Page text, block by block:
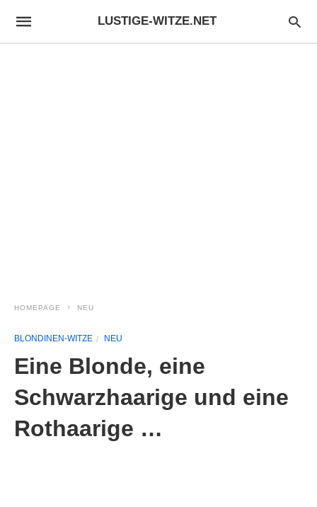
LUSTIGE-WITZE.NET
HOMEPAGE NEU
BLONDINEN-WITZE NEU
Eine Blonde, eine
Schwarzhaarige und eine
Rothaarige …